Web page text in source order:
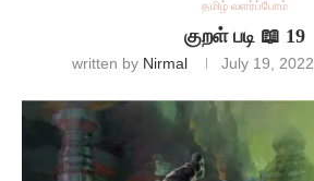
தமிழ் வளர்ப்போம்
குறள் படி 📖 19
written by Nirmal July 19, 2022